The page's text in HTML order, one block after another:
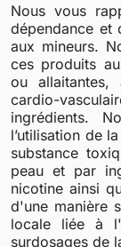
Nous vous
dépendance et
aux mineurs.
ces produits
ou allaitantes,
cardio-
ingrédients.
l’utilisation de
substance
peau et par
nicotine ainsi
d'une manière
locale liée à
surdosages de